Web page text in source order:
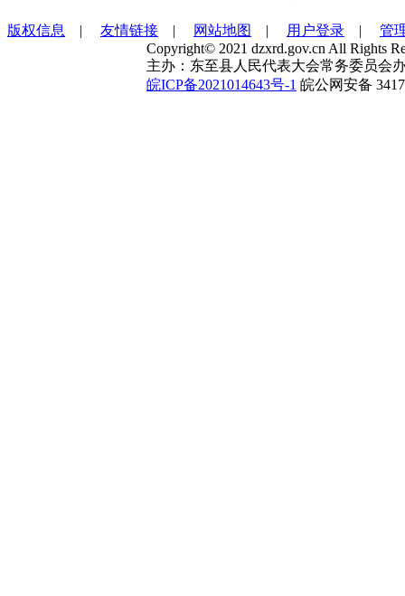
版权信息 | 友情链接 | 网站地图 | 用户登录 | 管
Copyright© 2021 dzxrd.gov.cn All Rights
主办：东至县人民代表大会常务委员会
皖ICP备2021014643号-1 皖公网安备